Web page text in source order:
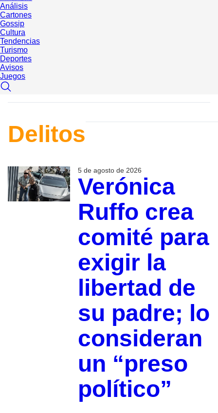
Análisis
Cartones
Gossip
Cultura
Tendencias
Turismo
Deportes
Avisos
Juegos
Delitos
5 de agosto de 2026
Verónica
Ruffo crea
comité para
exigir la
libertad de
su padre; lo
consideran
un “preso
político”